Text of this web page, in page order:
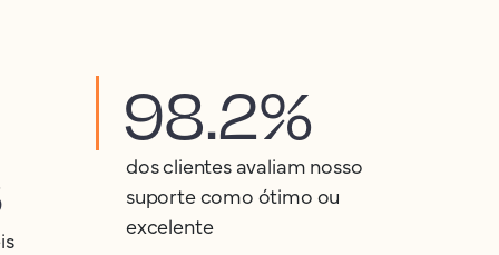
98.2%
dos clientes avaliam nosso
suporte como ótimo ou
excelente